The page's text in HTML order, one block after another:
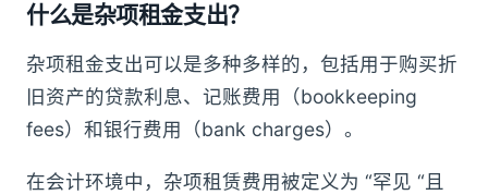
什么是杂项租金支出？
杂项租金支出可以是多种多样的，包括用于购买折
旧资产的贷款利息、记账费用（bookkeeping
fees）和银行费用（bank charges）。
在会计环境中，杂项租赁费用被定义为 “罕见 “且